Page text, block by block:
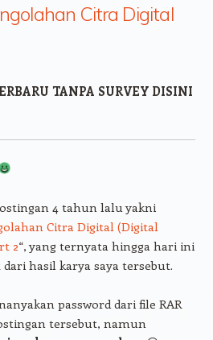
Citra Digital
TANPA SURVEY DISINI
4 tahun lalu yakni
Citra Digital (Digital
2“, yang ternyata hingga hari ini
hasil karya saya tersebut.
password dari file RAR
tersebut, namun